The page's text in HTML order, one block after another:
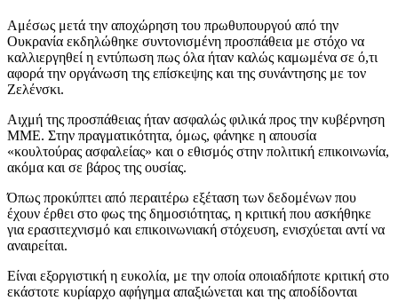
Αμέσως μετά την αποχώρηση του πρωθυπουργού από την
Ουκρανία εκδηλώθηκε συντονισμένη προσπάθεια με στόχο να
καλλιεργηθεί η εντύπωση πως όλα ήταν καλώς καμωμένα σε ό,τι
αφορά την οργάνωση της επίσκεψης και της συνάντησης με τον
Ζελένσκι.
Αιχμή της προσπάθειας ήταν ασφαλώς φιλικά προς την κυβέρνηση
ΜΜΕ. Στην πραγματικότητα, όμως, φάνηκε η απουσία
«κουλτούρας ασφαλείας» και ο εθισμός στην πολιτική επικοινωνία,
ακόμα και σε βάρος της ουσίας.
Όπως προκύπτει από περαιτέρω εξέταση των δεδομένων που
έχουν έρθει στο φως της δημοσιότητας, η κριτική που ασκήθηκε
για ερασιτεχνισμό και επικοινωνιακή στόχευση, ενισχύεται αντί να
αναιρείται.
Είναι εξοργιστική η ευκολία, με την οποία οποιαδήποτε κριτική στο
εκάστοτε κυρίαρχο αφήγημα απαξιώνεται και της αποδίδονται